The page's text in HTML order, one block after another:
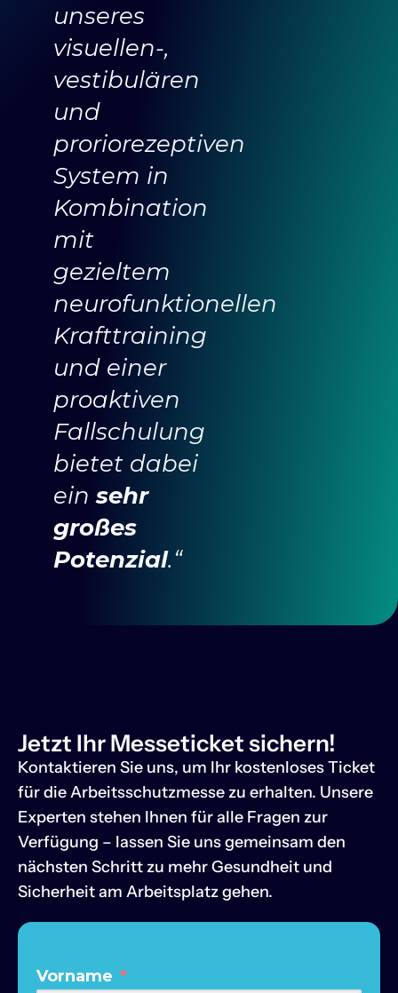
unseres
visuellen-,
vestibulären
und
proriorezeptiven
System in
Kombination
mit
gezieltem
neurofunktionellen
Krafttraining
und einer
proaktiven
Fallschulung
bietet dabei
einsehr
großes
Potenzial.“
Jetzt Ihr Messeticket sichern!
Kontaktieren Sie uns, um Ihr kostenloses Ticket
für die Arbeitsschutzmesse zu erhalten. Unsere
Experten stehen Ihnen für alle Fragen zur
Verfügung – lassen Sie uns gemeinsam den
nächsten Schritt zu mehr Gesundheit und
Sicherheit am Arbeitsplatz gehen.
Vorname